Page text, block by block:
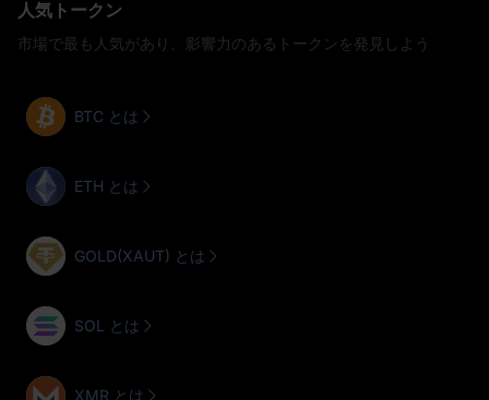
人気トークン
市場で最も人気があり、影響力のあるトークンを発見しよう
BTC とは
ETH とは
GOLD(XAUT) とは
SOL とは
XMR とは